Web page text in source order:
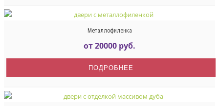
Металлофиленка
от 20000 руб.
ПОДРОБНЕЕ